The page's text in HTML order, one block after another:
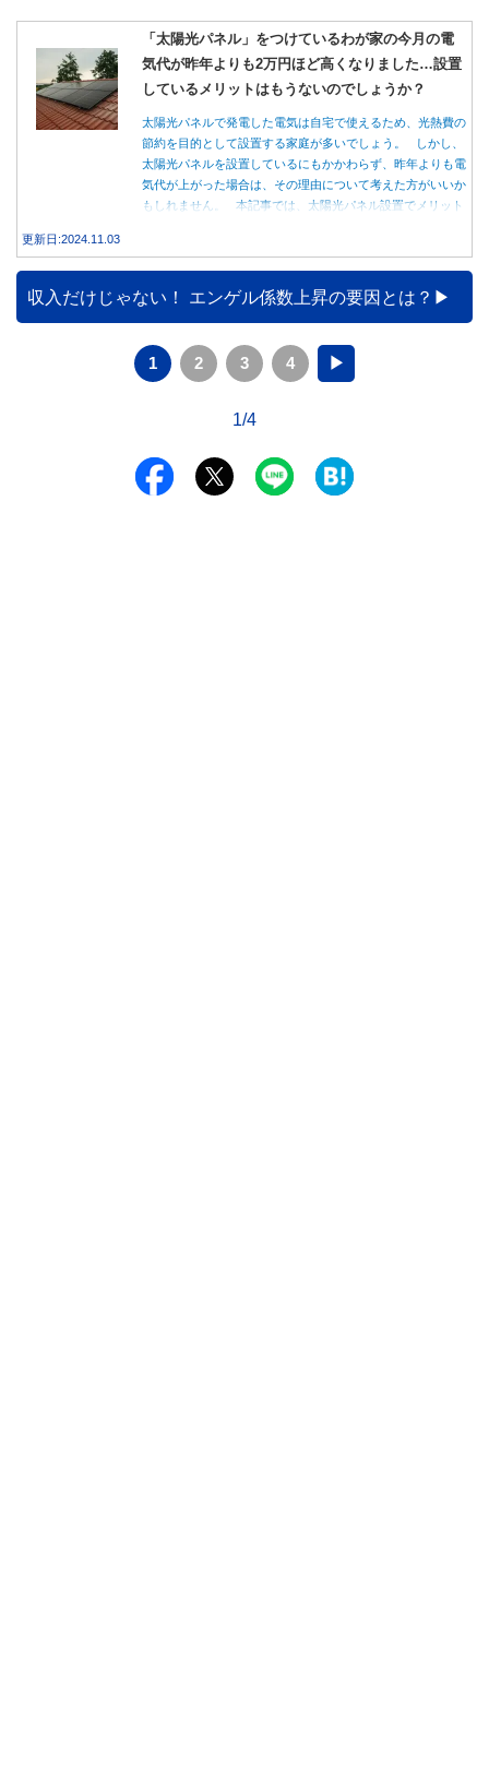
「太陽光パネル」をつけているわが家の今月の電
気代が昨年よりも2万円ほど高くなりました…設置
しているメリットはもうないのでしょうか？
太陽光パネルで発電した電気は自宅で使えるため、光熱費の
節約を目的として設置する家庭が多いでしょう。 しかし、
太陽光パネルを設置しているにもかかわらず、昨年よりも電
気代が上がった場合は、その理由について考えた方がいいか
もしれません。 本記事では、太陽光パネル設置でメリット
更新日:2024.11.03
収入だけじゃない！ エンゲル係数上昇の要因とは？
1 2 3 4 ▶
1/4